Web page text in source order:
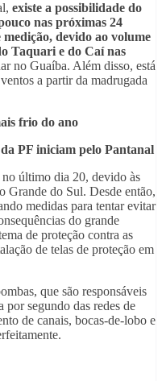
existe a possibilidade do
nas próximas 24
devido ao volume
Taquari e do Caí nas
no Guaíba. Além disso, está
a partir da madrugada
frio do ano
PF iniciam pelo Pantanal
último dia 20, devido às
Grande do Sul. Desde então,
medidas para tentar evitar
do grande
de proteção contra as
de telas de proteção em
que são responsáveis
por segundo das redes de
de canais, bocas-de-lobo e